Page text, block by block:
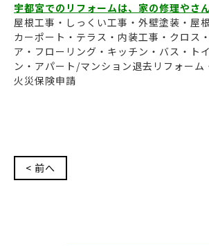
宇都宮でのリフォームは、家の修理やさ
屋根工事・しっくい工事・外壁塗装・屋
カーポート・テラス・内装工事・クロス
ア・フローリング・キッチン・バス・ト
ン・アパート/マンション退去リフォーム
火災保険申請
< 前へ